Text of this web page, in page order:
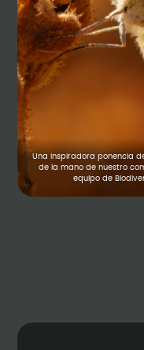
Una inspiradora ponencia
de la mano de nuestro
equipo de